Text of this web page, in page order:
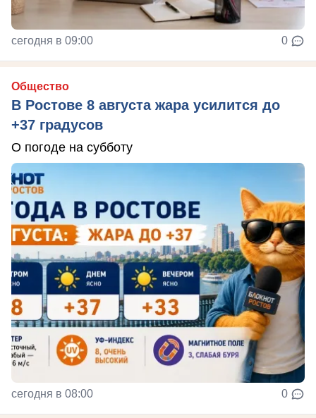
сегодня в 09:00 0
Общество
В Ростове 8 августа жара усилится до
+37 градусов
О погоде на субботу
сегодня в 08:00 0